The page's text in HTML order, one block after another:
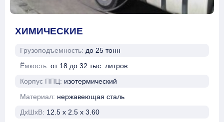
ХИМИЧЕСКИЕ
Грузоподъемность: до 25 тонн
Ёмкость: от 18 до 32 тыс. литров
Корпус ППЦ: изотермический
Материал: нержавеющая сталь
ДхШхВ: 12.5 х 2.5 х 3.60